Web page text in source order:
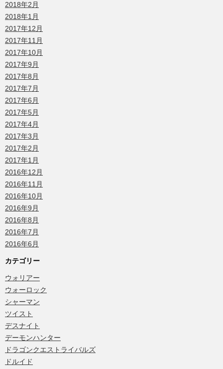
2018年2月
2018年1月
2017年12月
2017年11月
2017年10月
2017年9月
2017年8月
2017年7月
2017年6月
2017年5月
2017年4月
2017年3月
2017年2月
2017年1月
2016年12月
2016年11月
2016年10月
2016年9月
2016年8月
2016年7月
2016年6月
カテゴリー
ウォリアー
ウォーロック
シャーマン
ツイスト
デスナイト
デーモンハンター
ドラゴンクエストライバルズ
ドルイド